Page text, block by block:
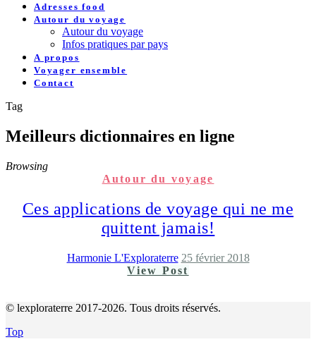
Adresses food
Autour du voyage
Autour du voyage
Infos pratiques par pays
A propos
Voyager ensemble
Contact
Tag
Meilleurs dictionnaires en ligne
Browsing
Autour du voyage
Ces applications de voyage qui ne me
quittent jamais!
Harmonie L'Exploraterre 25 février 2018
View Post
© lexploraterre 2017-2026. Tous droits réservés.
Top